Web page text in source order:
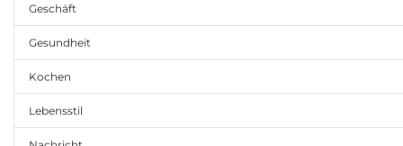
Geschäft
Gesundheit
Kochen
Lebensstil